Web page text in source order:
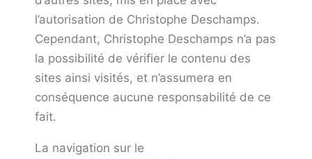
l’autorisation de Christophe Deschamps.
Cependant, Christophe Deschamps n’a pas
la possibilité de vérifier le contenu des
sites ainsi visités, et n’assumera en
conséquence aucune responsabilité de ce
fait.
La navigation sur le